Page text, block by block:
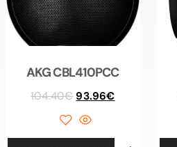
AKG CBL410PCC
104.40€ 93.96€